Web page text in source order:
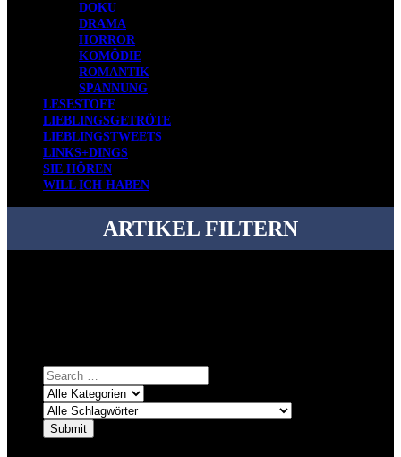
DOKU
DRAMA
HORROR
KOMÖDIE
ROMANTIK
SPANNUNG
LESESTOFF
LIEBLINGSGETRÖTE
LIEBLINGSTWEETS
LINKS+DINGS
SIE HÖREN
WILL ICH HABEN
ARTIKEL FILTERN